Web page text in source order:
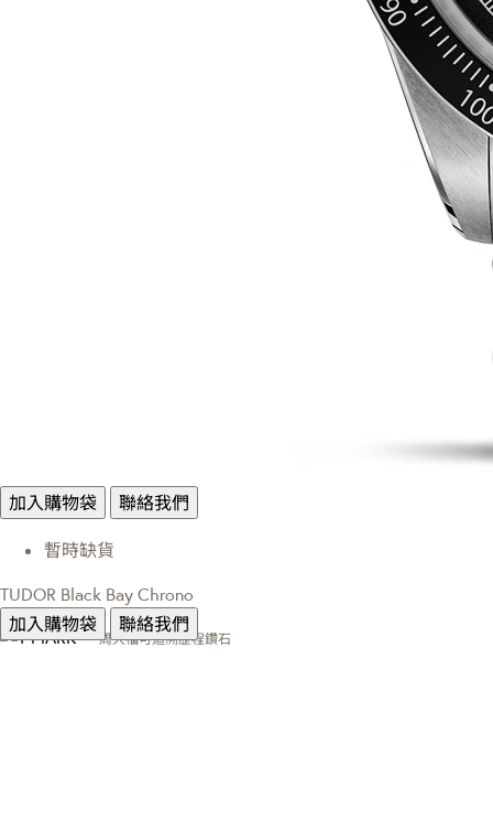
加入購物袋 聯絡我們
暫時缺貨
TUDOR Black Bay Chrono
加入購物袋
聯絡我們
周大福可追溯歷程鑽石